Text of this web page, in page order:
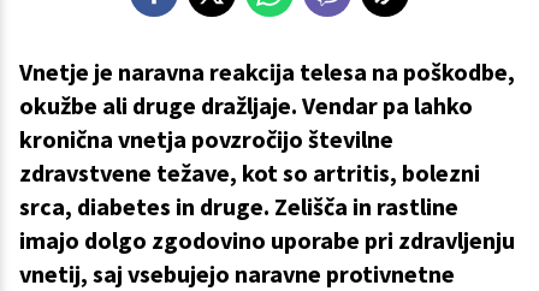
Vnetje je naravna reakcija telesa na poškodbe,
okužbe ali druge dražljaje. Vendar pa lahko
kronična vnetja povzročijo številne
zdravstvene težave, kot so artritis, bolezni
srca, diabetes in druge. Zelišča in rastline
imajo dolgo zgodovino uporabe pri zdravljenju
vnetij, saj vsebujejo naravne protivnetne